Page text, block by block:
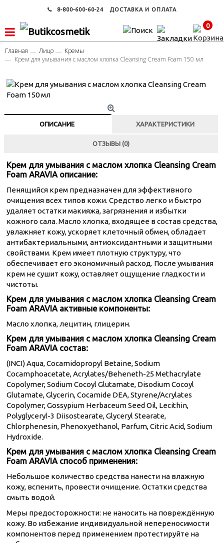
8-800-600-60-24 ДОСТАВКА И ОПЛАТА
0
Главная Лицо
Кремы
Крем для умывания с маслом хлопка Cleansing Cream Foam 150 мл
ОПИСАНИЕ ХАРАКТЕРИСТИКИ
ОТЗЫВЫ (0)
Крем для умывания с маслом хлопка Cleansing Cream
Foam ARAVIA описание:
Пенящийся крем предназначен для эффективного
очищения всех типов кожи. Средство легко и быстро
удаляет остатки макияжа, загрязнения и избытки
кожного сала. Масло хлопка, входящее в состав средства,
увлажняет кожу, ускоряет клеточный обмен, обладает
антибактериальными, антиоксидантными и защитными
свойствами. Крем имеет плотную структуру, что
обеспечивает его экономичный расход. После умывания
крем не сушит кожу, оставляет ощущение гладкости и
чистоты.
Крем для умывания с маслом хлопка Cleansing Cream
Foam ARAVIA активные компоненты:
Масло хлопка, лецитин, глицерин.
Крем для умывания с маслом хлопка Cleansing Cream
Foam ARAVIA состав:
(INCI) Aqua, Cocamidopropyl Betaine, Sodium
Cocamphoacetate, Acrylates/Beheneth-25 Methacrylate
Copolymer, Sodium Cocoyl Glutamate, Disodium Cocoyl
Glutamate, Glycerin, Cocamide DEA, Styrene/Acrylates
Copolymer, Gossypium Herbaceum Seed Oil, Lecithin,
Polyglyceryl-3 Diisostearate, Glyceryl Stearate,
Chlorphenesin, Phenoxyethanol, Parfum, Citric Acid, Sodium
Hydroxide.
Крем для умывания с маслом хлопка Cleansing Cream
Foam ARAVIA способ применения:
Небольшое количество средства нанести на влажную
кожу, вспенить, провести очищение. Остатки средства
смыть водой.
Меры предосторожности: не наносить на повреждённую
кожу. Во избежание индивидуальной непереносимости
компонентов перед применением протестируйте на